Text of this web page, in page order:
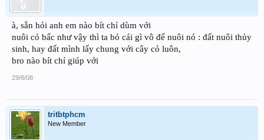
à, sẵn hỏi anh em nào bít chỉ dùm với
nuôi cỏ bấc như vậy thì ta bỏ cái gì vô để nuôi nó : đất nuôi thủy
sinh, hay đất mình lấy chung với cây cỏ luôn,
bro nào bít chỉ giúp với
29/8/08
tritbtphcm
New Member